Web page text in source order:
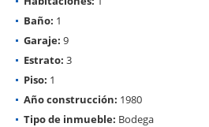
Baño: 1
Garaje: 9
Estrato: 3
Piso: 1
Año construcción: 1980
Tipo de inmueble: Bodega